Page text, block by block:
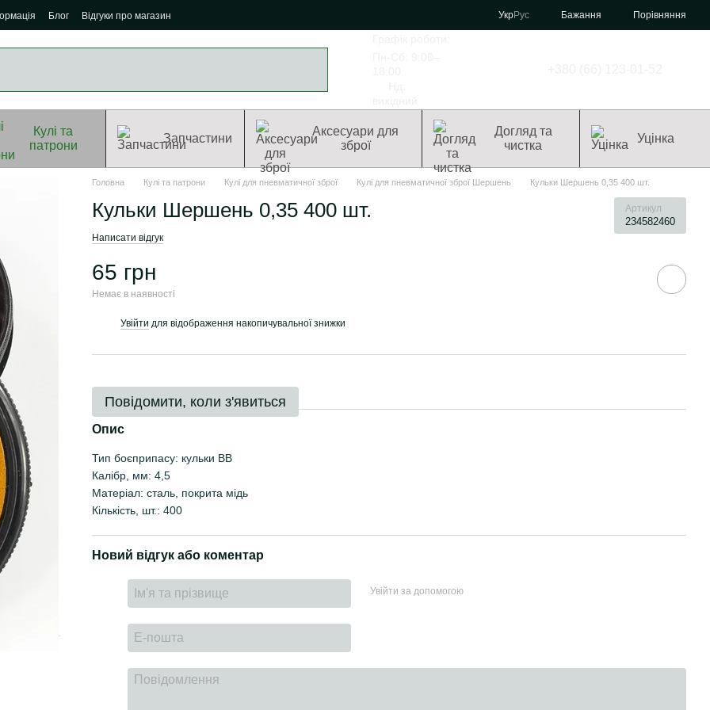
Блог Відгуки про магазин УкрРус Бажання Порівняння
Кулі та
патрони
Запчастини
Аксесуари для
зброї
Догляд та
чистка
Уцінка
Головна Кулі та патрони Кулі для пневматичної зброї Кулі для пневматичної зброї Шершень Кульки Шершень 0,35 400 шт.
Кульки Шершень 0,35 400 шт. Артикул
234582460
Написати відгук
65 грн
Немає в наявності
Увійти для відображення накопичувальної знижки
Повідомити, коли з'явиться
Опис
Тип боєприпасу: кульки ВВ
Калібр, мм: 4,5
Матеріал: сталь, покрита мідь
Кількість, шт.: 400
Новий відгук або коментар
Увійти за допомогою